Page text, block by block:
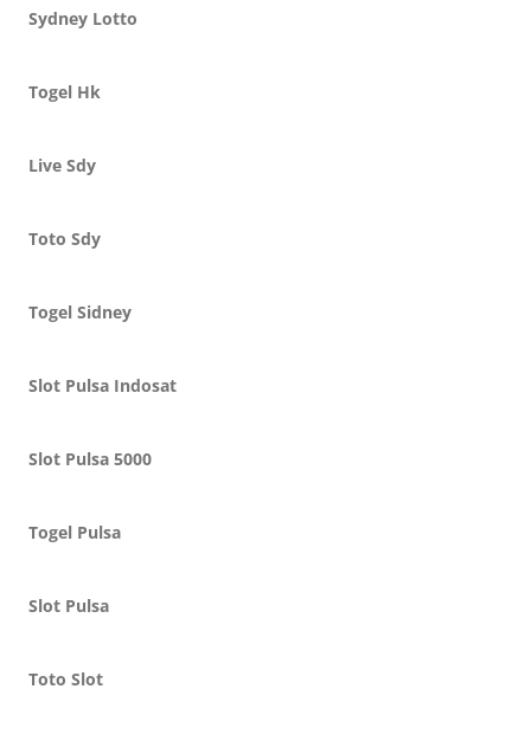
Sydney Lotto
Togel Hk
Live Sdy
Toto Sdy
Togel Sidney
Slot Pulsa Indosat
Slot Pulsa 5000
Togel Pulsa
Slot Pulsa
Toto Slot